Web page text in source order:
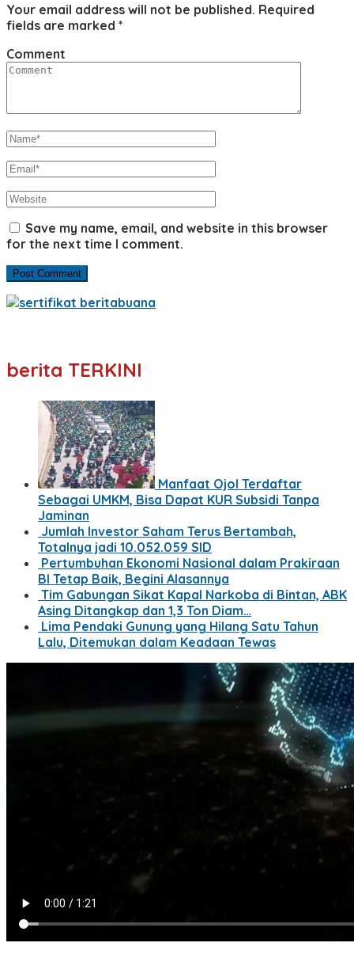
Your email address will not be published. Required
fields are marked *
Comment
Save my name, email, and website in this browser
for the next time I comment.
berita TERKINI
Manfaat Ojol Terdaftar
Sebagai UMKM, Bisa Dapat KUR Subsidi Tanpa
Jaminan
Jumlah Investor Saham Terus Bertambah,
Totalnya jadi 10.052.059 SID
Pertumbuhan Ekonomi Nasional dalam Prakiraan
BI Tetap Baik, Begini Alasannya
Tim Gabungan Sikat Kapal Narkoba di Bintan, ABK
Asing Ditangkap dan 1,3 Ton Diam…
Lima Pendaki Gunung yang Hilang Satu Tahun
Lalu, Ditemukan dalam Keadaan Tewas